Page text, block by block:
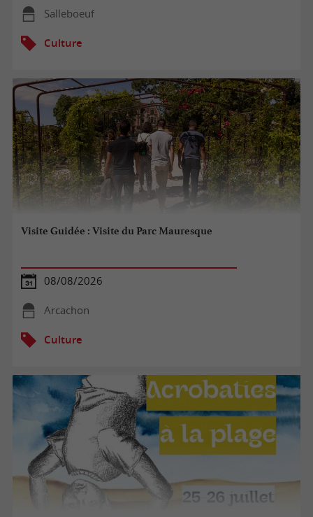
Salleboeuf
Culture
Visite Guidée : Visite du Parc Mauresque
08/08/2026
Arcachon
Culture